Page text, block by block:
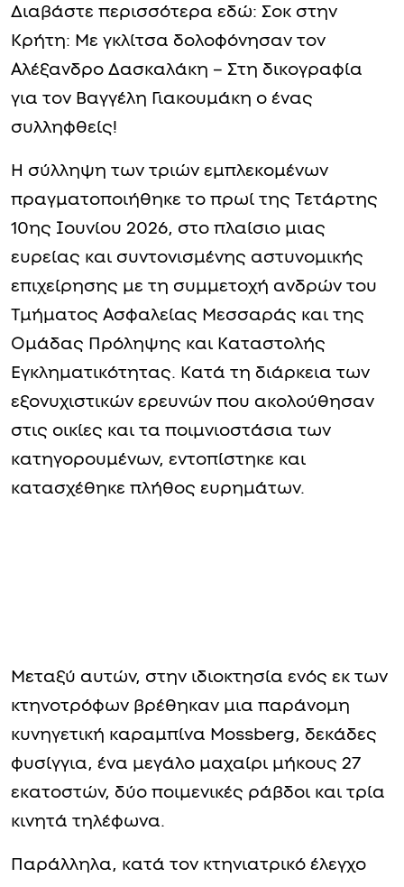
Διαβάστε περισσότερα εδώ: Σοκ στην
Κρήτη: Με γκλίτσα δολοφόνησαν τον
Αλέξανδρο Δασκαλάκη – Στη δικογραφία
για τον Βαγγέλη Γιακουμάκη ο ένας
συλληφθείς!
Η σύλληψη των τριών εμπλεκομένων
πραγματοποιήθηκε το πρωί της Τετάρτης
10ης Ιουνίου 2026, στο πλαίσιο μιας
ευρείας και συντονισμένης αστυνομικής
επιχείρησης με τη συμμετοχή ανδρών του
Τμήματος Ασφαλείας Μεσσαράς και της
Ομάδας Πρόληψης και Καταστολής
Εγκληματικότητας. Κατά τη διάρκεια των
εξονυχιστικών ερευνών που ακολούθησαν
στις οικίες και τα ποιμνιοστάσια των
κατηγορουμένων, εντοπίστηκε και
κατασχέθηκε πλήθος ευρημάτων.
Μεταξύ αυτών, στην ιδιοκτησία ενός εκ των
κτηνοτρόφων βρέθηκαν μια παράνομη
κυνηγετική καραμπίνα Mossberg, δεκάδες
φυσίγγια, ένα μεγάλο μαχαίρι μήκους 27
εκατοστών, δύο ποιμενικές ράβδοι και τρία
κινητά τηλέφωνα.
Παράλληλα, κατά τον κτηνιατρικό έλεγχο